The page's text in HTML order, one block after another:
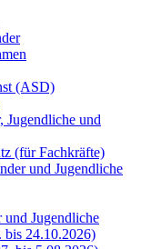
(ASD)
Jugendliche und
(für Fachkräfte)
und Jugendliche
Jugendliche
bis 24.10.2026)